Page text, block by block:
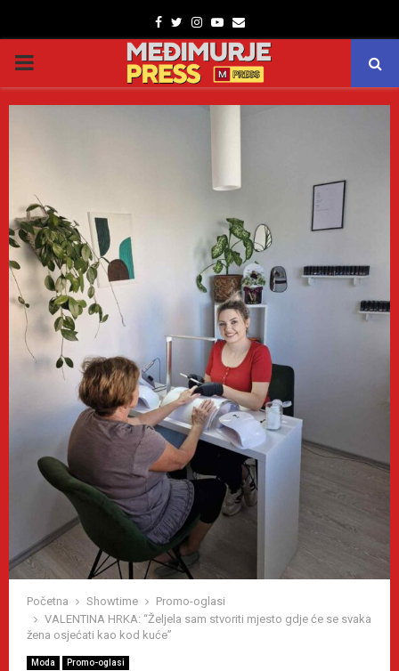
Facebook
TwitterInstagram
Youtube
Email
PRIMARY
MENU
Početna Showtime
Promo-oglasi
VALENTINA HRKA: “Željela sam stvoriti mjesto gdje će se svaka
žena osjećati kao kod kuće”
Moda Promo-oglasi